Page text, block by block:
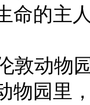
命的主
动物
物园里